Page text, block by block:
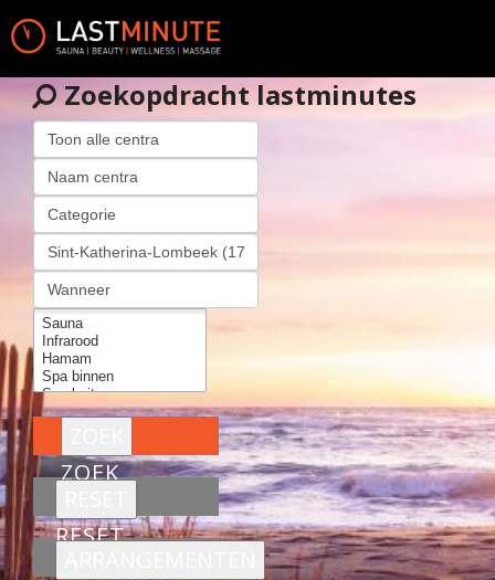
Zoekopdracht lastminutes
ZOEK
RESET